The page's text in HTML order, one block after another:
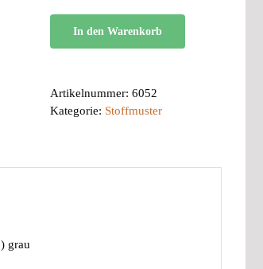
In den Warenkorb
Artikelnummer: 6052
Kategorie: Stoffmuster
grau